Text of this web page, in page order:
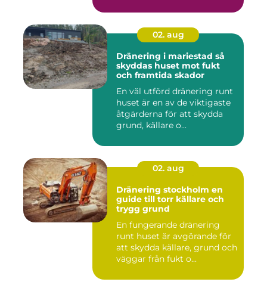
02. aug
Dränering i mariestad så
skyddas huset mot fukt
och framtida skador
En väl utförd dränering runt
huset är en av de viktigaste
åtgärderna för att skydda
grund, källare o...
02. aug
Dränering stockholm en
guide till torr källare och
trygg grund
En fungerande dränering
runt huset är avgörande för
att skydda källare, grund och
väggar från fukt o...